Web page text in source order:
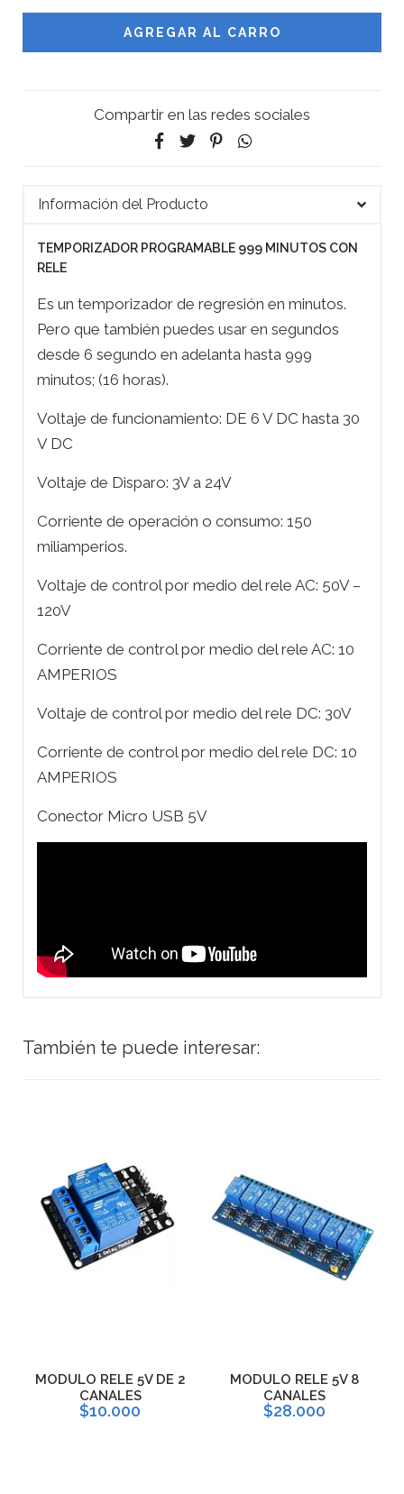
Compartir en las redes sociales
Información del Producto
TEMPORIZADOR PROGRAMABLE 999 MINUTOS CON
RELE
Es un temporizador de regresión en minutos.
Pero que también puedes usar en segundos
desde 6 segundo en adelanta hasta 999
minutos; (16 horas).
Voltaje de funcionamiento: DE 6 V DC hasta 30
V DC
Voltaje de Disparo: 3V a 24V
Corriente de operación o consumo: 150
miliamperios.
Voltaje de control por medio del rele AC: 50V –
120V
Corriente de control por medio del rele AC: 10
AMPERIOS
Voltaje de control por medio del rele DC: 30V
Corriente de control por medio del rele DC: 10
AMPERIOS
Conector Micro USB 5V
También te puede interesar:
MODULO RELE 5V DE 2
CANALES
$10.000
MODULO RELE 5V 8
CANALES
$28.000